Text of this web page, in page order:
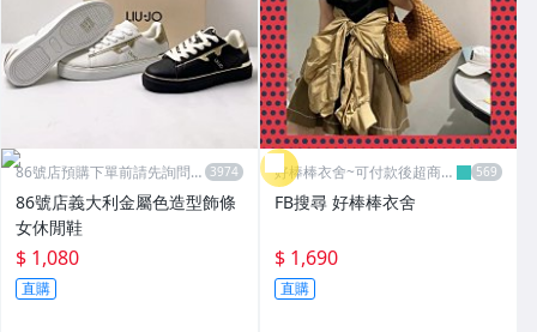
86號店預購下單前請先詢問數
86號店義大利金屬色造型飾條
女休閒鞋
$ 1,080
直購
好棒棒衣舍~可付款後超商取
貨
FB搜尋 好棒棒衣舍
$ 1,690
直購